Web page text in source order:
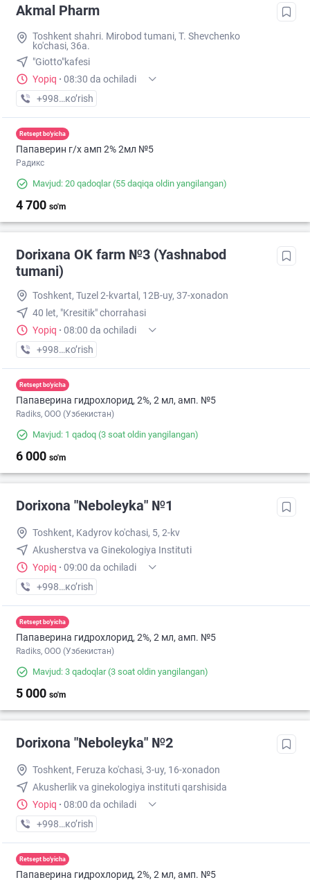
Akmal Pharm
Toshkent shahri. Mirobod tumani, T. Shevchenko
ko'chasi, 36a.
"Giotto"kafesi
Yopiq · 08:30 da ochiladi
+998 (99) XXX-XX-XX
кo’rish
Retsept bo'yicha
Папаверин г/х амп 2% 2мл №5
Радикс
Mavjud: 20 qadoqlar(55 daqiqa oldin yangilangan)
4 700 so'm
Dorixana OK farm №3 (Yashnabod
tumani)
Toshkent, Tuzel 2-kvartal, 12B-uy, 37-xonadon
40 let, "Kresitik" chorrahasi
Yopiq · 08:00 da ochiladi
+998 (90) XXX-XX-XX
кo’rish
Retsept bo'yicha
Папаверина гидрохлорид, 2%, 2 мл, амп. №5
Radiks, ООО (Узбекистан)
Mavjud: 1 qadoq (3 soat oldin yangilangan)
6 000 so'm
Dorixona "Neboleyka" №1
Toshkent, Kadyrov ko'chasi, 5, 2-kv
Akusherstva va Ginekologiya Instituti
Yopiq · 09:00 da ochiladi
+998 (71) XXX-XX-XX
кo’rish
Retsept bo'yicha
Папаверина гидрохлорид, 2%, 2 мл, амп. №5
Radiks, ООО (Узбекистан)
Mavjud: 3 qadoqlar(3 soat oldin yangilangan)
5 000 so'm
Dorixona "Neboleyka" №2
Toshkent, Feruza ko'chasi, 3-uy, 16-xonadon
Akusherlik va ginekologiya instituti qarshisida
Yopiq · 08:00 da ochiladi
+998 (71) XXX-XX-XX
кo’rish
Retsept bo'yicha
Папаверина гидрохлорид, 2%, 2 мл, амп. №5